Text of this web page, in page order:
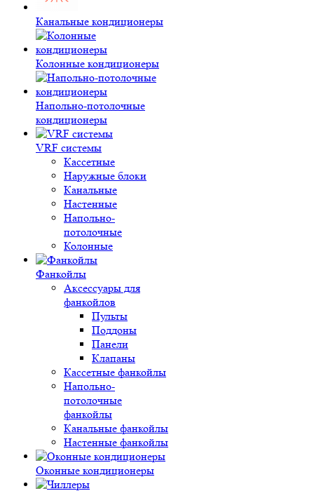
Канальные кондиционеры
Колонные кондиционеры
Напольно-потолочные
кондиционеры
VRF системы
Кассетные
Наружные блоки
Канальные
Настенные
Напольно-
потолочные
Колонные
Фанкойлы
Аксессуары для
фанкойлов
Пульты
Поддоны
Панели
Клапаны
Кассетные фанкойлы
Напольно-
потолочные
фанкойлы
Канальные фанкойлы
Настенные фанкойлы
Оконные кондиционеры